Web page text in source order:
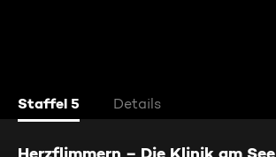
Staffel 5 Details